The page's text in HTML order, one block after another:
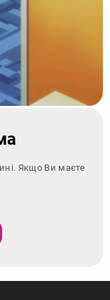
Якщо Ви маєте